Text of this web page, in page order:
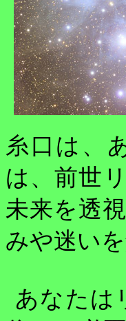
糸口は、
は、前世
未来を透
みや迷い
あなたは